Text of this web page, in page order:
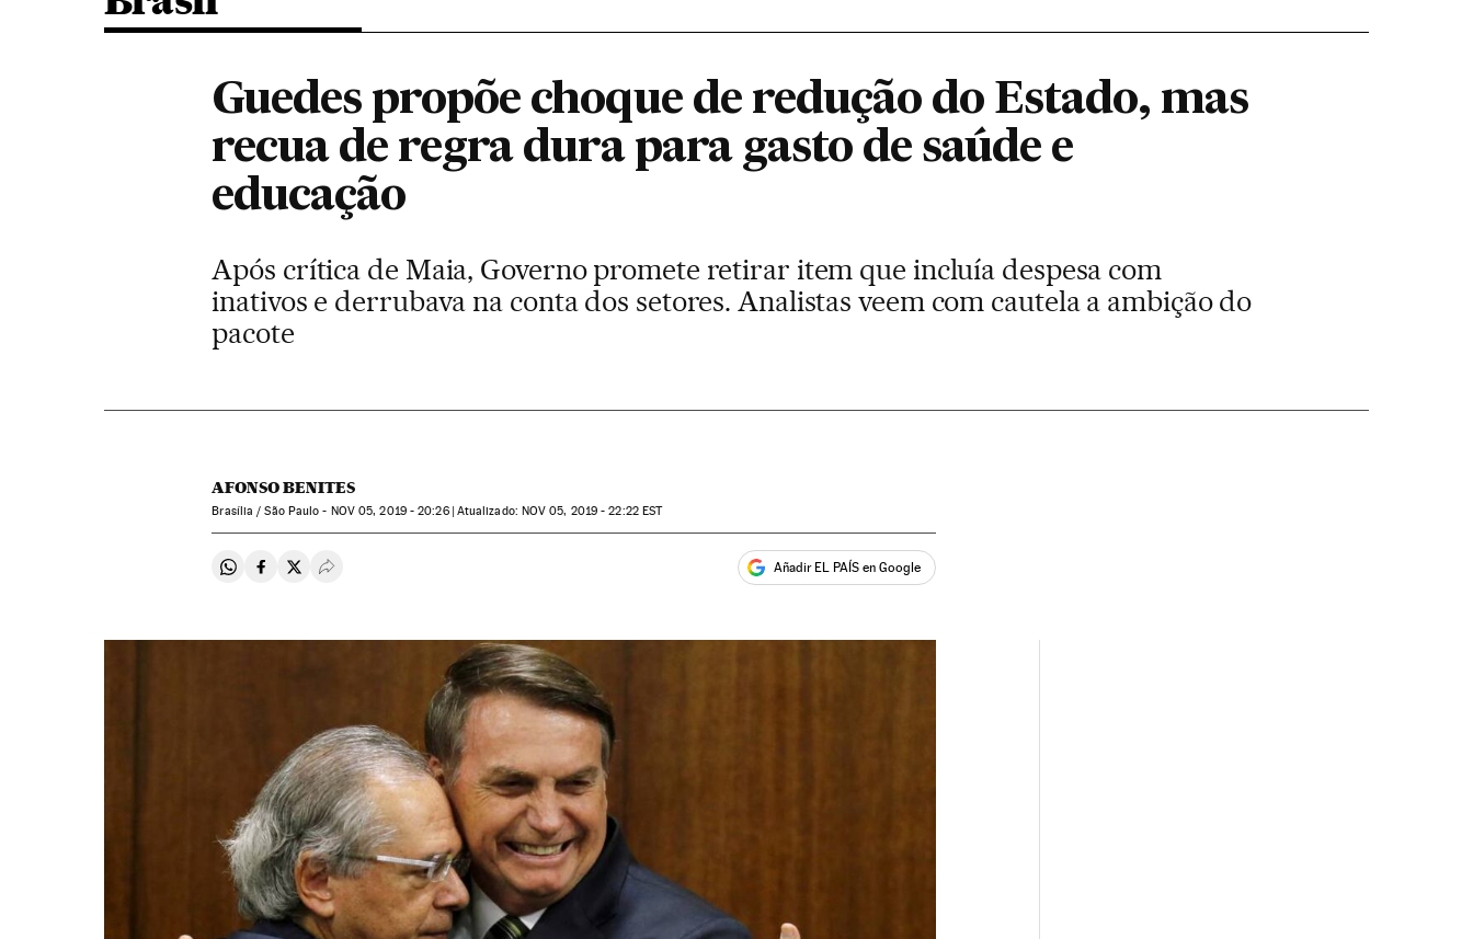
Guedes propõe choque de redução do Estado, mas
recua de regra dura para gasto de saúde e
educação
Após crítica de Maia, Governo promete retirar item que incluía despesa com
inativos e derrubava na conta dos setores. Analistas veem com cautela a ambição do
pacote
AFONSO BENITES
Brasília / São Paulo - NOV05, 2019 - 20:26 atualizado: NOV 05, 2019 - 22:22EST
Compartir en Whatsapp
Compartir en Facebook
Compartir en Twitter
Desplegar Redes Sociales Añadir EL PAÍS en Google